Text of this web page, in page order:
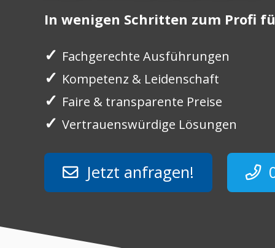
In wenigen Schritten zum Profi
✓ Fachgerechte Ausführungen
✓ Kompetenz & Leidenschaft
✓ Faire & transparente Preise
✓ Vertrauenswürdige Lösungen
Jetzt anfragen!